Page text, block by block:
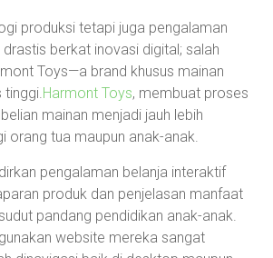
produksi tetapi juga pengalaman
berkat inovasi digital; salah
Toys—a brand khusus mainan
tinggi.Harmont Toys, membuat proses
mainan menjadi jauh lebih
orang tua maupun anak-anak.
pengalaman belanja interaktif
produk dan penjelasan manfaat
pandang pendidikan anak-anak.
website mereka sangat